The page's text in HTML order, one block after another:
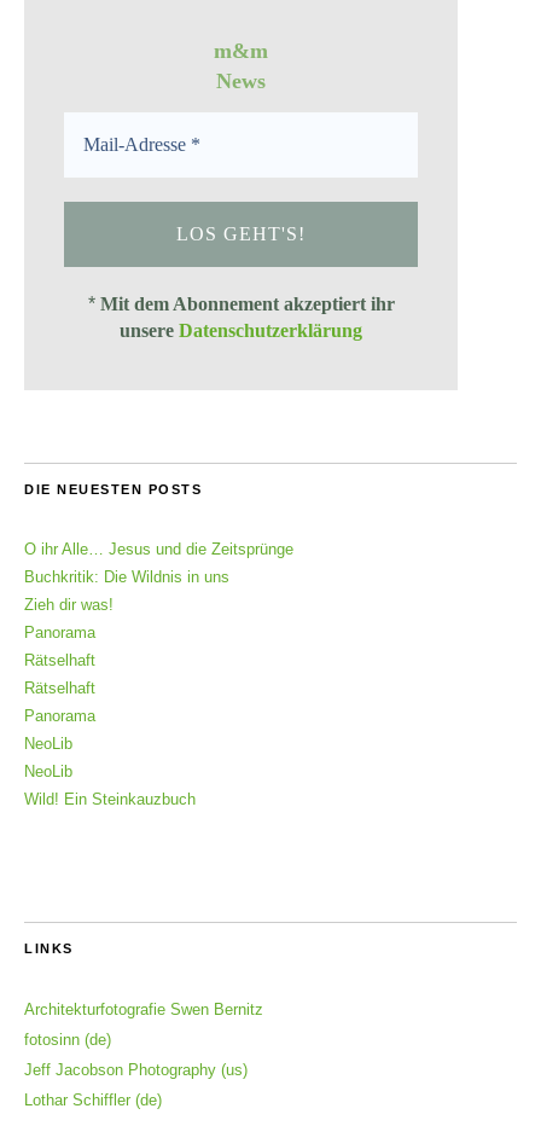
m&m
News
* Mit dem Abonnement akzeptiert ihr
unsereDatenschutzerklärung
DIE NEUESTEN POSTS
O ihr Alle… Jesus und die Zeitsprünge
Buchkritik: Die Wildnis in uns
Zieh dir was!
Panorama
Rätselhaft
Rätselhaft
Panorama
NeoLib
NeoLib
Wild! Ein Steinkauzbuch
LINKS
Architekturfotografie Swen Bernitz
fotosinn (de)
Jeff Jacobson Photography (us)
Lothar Schiffler (de)